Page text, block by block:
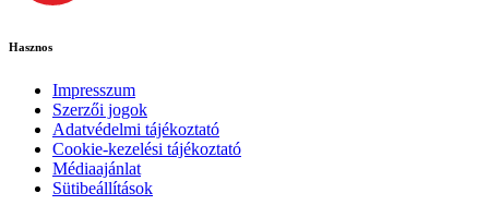
Hasznos
Impresszum
Szerzői jogok
Adatvédelmi tájékoztató
Cookie-kezelési tájékoztató
Médiaajánlat
Sütibeállítások